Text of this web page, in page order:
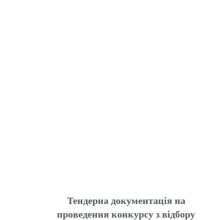
Тендерна документація на
проведення конкурсу з відбору